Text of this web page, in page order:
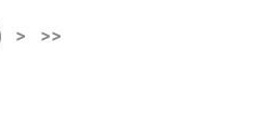
> >>